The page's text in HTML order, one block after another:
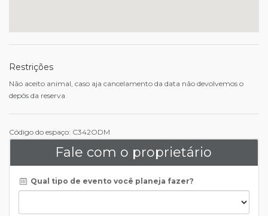
Restrições
Não aceito animal, caso aja cancelamento da data não devolvemos o
depôs da reserva
Código do espaço: C342ODM
Fale com o proprietário
Qual tipo de evento você planeja fazer?